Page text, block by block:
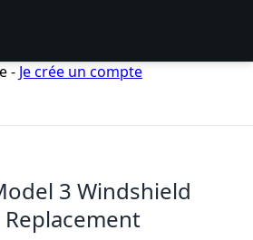
- Je crée un compte
3 Windshield